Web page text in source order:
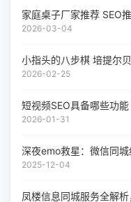
家庭桌子厂家推荐 SEO
2026-03-04
小指头的八步棋 培提尔
2026-02-25
短视频SEO具备哪些功
2026-01-31
深夜emo救星：微信同
2025-12-04
凤楼信息同城服务全解